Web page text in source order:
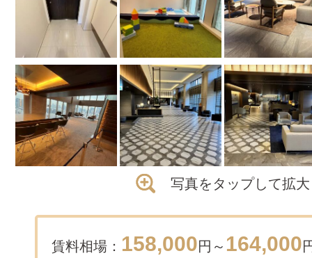
写真をタップして拡大
賃料相場： 158,000円～ 164,000